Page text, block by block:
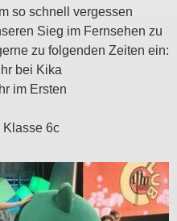
so schnell vergessen
Sieg im Fernsehen zu
zu folgenden Zeiten ein:
bei Kika
im Ersten
Klasse 6c